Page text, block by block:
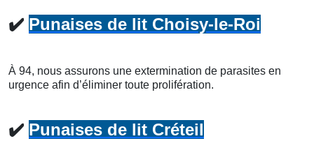
✔️ Punaises de lit Choisy-le-Roi
À 94, nous assurons une extermination de parasites en
urgence afin d’éliminer toute prolifération.
✔️ Punaises de lit Créteil